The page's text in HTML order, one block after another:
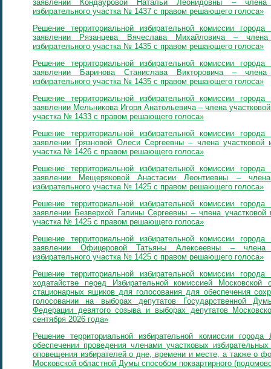
заявлении Кондауровой Натальи Леонидовны – члена
избирательного участка № 1437 с правом решающего голоса»
Решение территориальной избирательной комиссии
заявлении Рязанцева Вячеслава Михайловича – члена
избирательного участка № 1435 с правом решающего голоса»
Решение территориальной избирательной комиссии
заявлении Баринова Станислава Викторовича – члена
избирательного участка № 1435 с правом решающего голоса»
Решение территориальной избирательной комиссии
заявлении Мельникова Игоря Анатольевича – члена
участка № 1433 с правом решающего голоса»
Решение территориальной избирательной комиссии
заявлении Грязновой Олеси Сергеевны – члена участковой
участка № 1426 с правом решающего голоса»
Решение территориальной избирательной комиссии
заявлении Мещеряковой Анастасии Леонтиевны – члена
избирательного участка № 1425 с правом решающего голоса»
Решение территориальной избирательной комиссии
заявлении Безверхой Галины Сергеевны – члена участковой
участка № 1425 с правом решающего голоса»
Решение территориальной избирательной комиссии
заявлении Офицеровой Татьяны Алексеевны – члена
избирательного участка № 1425 с правом решающего голоса»
Решение территориальной избирательной комиссии
ходатайстве перед Избирательной комиссией Московской
стационарных ящиков для голосования для обеспечения
голосовании на выборах депутатов Государственной
Федерации девятого созыва и выборах депутатов
сентября 2026 года»
Решение территориальной избирательной комиссии
обеспечении проведения членами участковых
оповещения избирателей о дне, времени и месте, а также о
Московской областной Думы способом поквартирного